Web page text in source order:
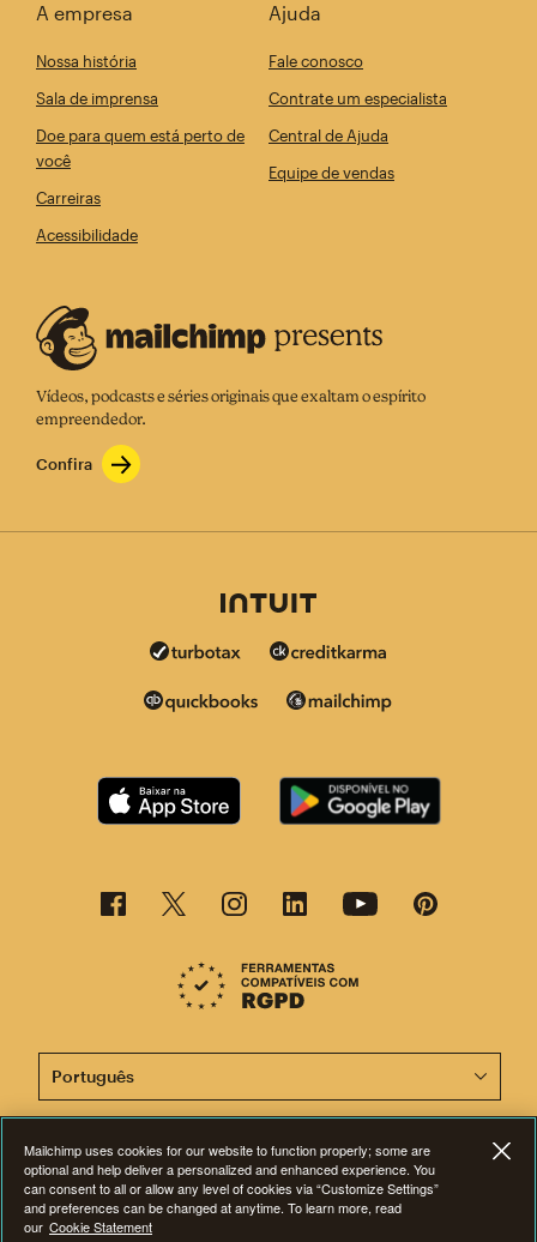
A empresa
Nossa história
Sala de imprensa
Doe para quem está perto de
você
Carreiras
Acessibilidade
Ajuda
Fale conosco
Contrate um especialista
Central de Ajuda
Equipe de vendas
Vídeos, podcasts e séries originais que exaltam o espírito
empreendedor.
Confira
Agora, esta página está disponível em outros idiomas.
©2001-2024 Todos os direitos reservados. Mailchimp® é marca registrada
da The Rocket Science Group. Apple e o logotipo da Apple são marcas
registadas da Apple Inc. Mac App Store é marca de serviços da Apple Inc.
Google Play e o logotipo do Google Play são marcas registradas da
Mailchimp uses cookies for our website to function properly; some are
optional and help deliver a personalized and enhanced experience. You
can consent to all or allow any level of cookies via “Customize Settings”
and preferences can be changed at anytime. To learn more, read
our Cookie Statement